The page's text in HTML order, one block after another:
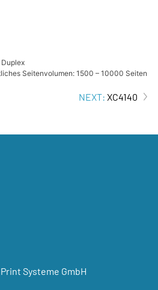
Seitenvolumen: 1500 – 10000 Seiten
NEXT: XC4140
Systeme GmbH